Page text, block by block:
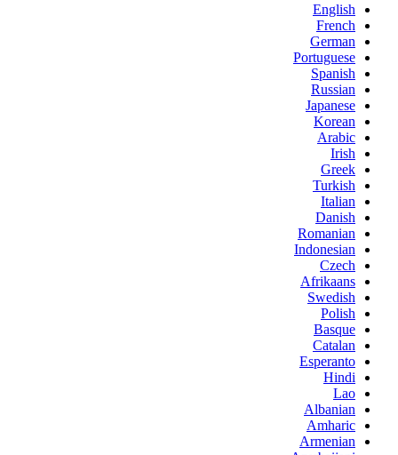
English
French
German
Portuguese
Spanish
Russian
Japanese
Korean
Arabic
Irish
Greek
Turkish
Italian
Danish
Romanian
Indonesian
Czech
Afrikaans
Swedish
Polish
Basque
Catalan
Esperanto
Hindi
Lao
Albanian
Amharic
Armenian